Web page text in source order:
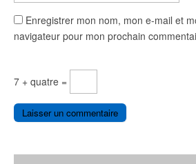
Enregistrer mon nom, mon e-mail et
navigateur pour mon prochain
7 + quatre =